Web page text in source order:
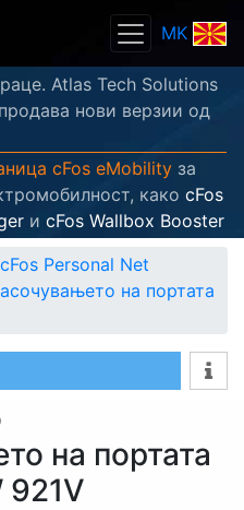
MK
Atlas Tech Solutions
нови верзии од
cFos eMobility за
како cFos
и cFos Wallbox Booster
cFos Personal Net
на портата
на портата
921V